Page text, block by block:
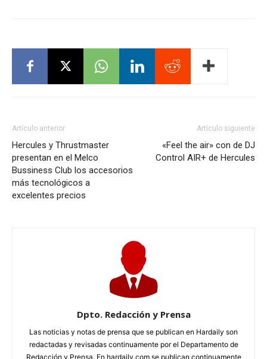
Artículo anterior
Hercules y Thrustmaster
presentan en el Melco
Bussiness Club los accesorios
más tecnológicos a
excelentes precios
Artículo siguiente
«Feel the air» con de DJ
Control AIR+ de Hercules
Dpto. Redacción y Prensa
Las noticias y notas de prensa que se publican en Hardaily son
redactadas y revisadas continuamente por el Departamento de
Redacción y Prensa. En hardaily.com se publican continuamente